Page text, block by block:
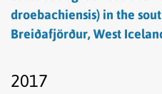
droebachiensis) in the
Breiðafjörður, West
2017